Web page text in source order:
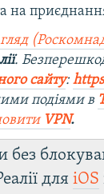
на
.
сайту:
подіями в
VPN.
без
дляiOS